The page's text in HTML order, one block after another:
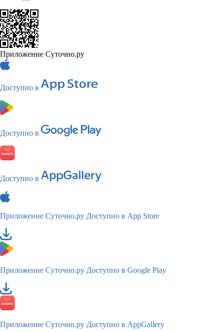
Приложение Суточно.ру
Доступно в
Доступно в
Доступно в
Приложение Суточно.ру Доступно в App Store
Приложение Суточно.ру Доступно в Google Play
Приложение Суточно.ру Доступно в AppGallery